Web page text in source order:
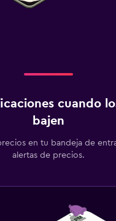
cuando
bajen
en tu bandeja de
alertas de precios.